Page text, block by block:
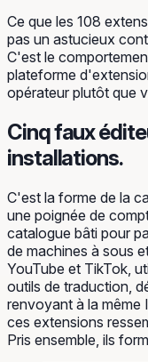
Ce que les 108
pas un astucieux
C'est le
plateforme
opérateur plutôt que
Cinq faux
installations.
C'est la forme de la
une poignée de
catalogue bâti pour
de machines à sous
YouTube et TikTok,
outils de traduction,
renvoyant à la même
ces extensions
Pris ensemble, ils